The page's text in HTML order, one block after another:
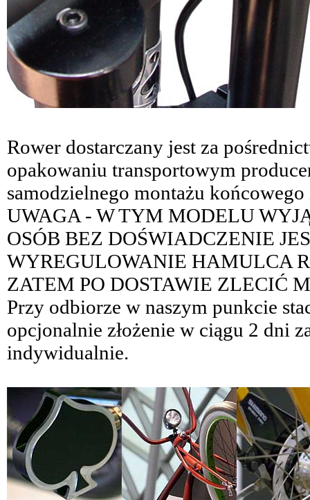
Rower dostarczany jest za
opakowaniu transportowym
samodzielnego montażu
UWAGA - W TYM MODELU
OSÓB BEZ DOŚWIADCZENIE
WYREGULOWANIE HAMULCA
ZATEM PO DOSTAWIE ZLECIĆ
Przy odbiorze w naszym punkcie
opcjonalnie złożenie w ciągu 2 dni
indywidualnie.